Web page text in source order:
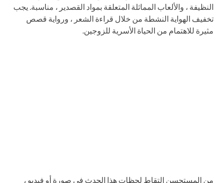
النظيفة ، والألعاب المماثلة المتعلقة بمواد القصدير ، مناسبة. يجب
تخفيف الهواية النشطة من خلال قراءة الشعر ، ورواية قصص
مثيرة للاهتمام من الحياة الأسرية للزوجين.
من المستحسن التقاط لحظات هذا الحدث في صورة أو فيديو ،